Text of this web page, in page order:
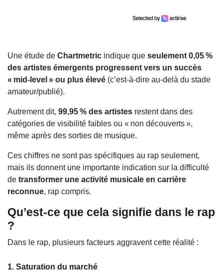
Une étude de Chartmetric indique que seulement 0,05 %
des artistes émergents progressent vers un succès
« mid‑level » ou plus élevé (c’est‑à‑dire au‑delà du stade
amateur/publié).
Autrement dit, 99,95 % des artistes restent dans des
catégories de visibilité faibles ou « non découverts »,
même après des sorties de musique.
Ces chiffres ne sont pas spécifiques au rap seulement,
mais ils donnent une importante indication sur la difficulté
de transformer une activité musicale en carrière
reconnue, rap compris.
Qu’est‑ce que cela signifie dans le rap
?
Dans le rap, plusieurs facteurs aggravent cette réalité :
1. Saturation du marché